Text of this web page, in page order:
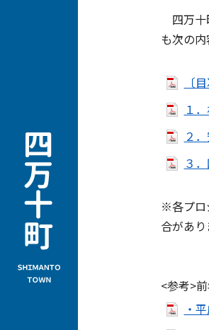
四万十
も次の
〔
１
２
３
※各プロ
合があり
<参考>
・